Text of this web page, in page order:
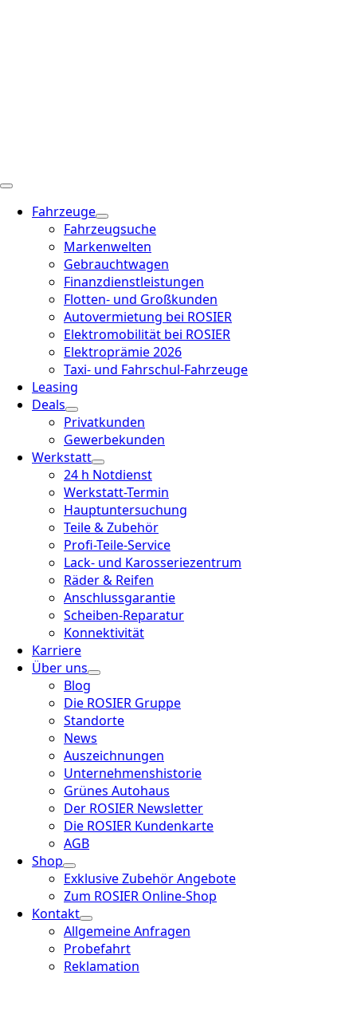
Fahrzeuge
Fahrzeugsuche
Markenwelten
Gebrauchtwagen
Finanzdienstleistungen
Flotten- und Großkunden
Autovermietung bei ROSIER
Elektromobilität bei ROSIER
Elektroprämie 2026
Taxi- und Fahrschul-Fahrzeuge
Leasing
Deals
Privatkunden
Gewerbekunden
Werkstatt
24 h Notdienst
Werkstatt-Termin
Hauptuntersuchung
Teile & Zubehör
Profi-Teile-Service
Lack- und Karosseriezentrum
Räder & Reifen
Anschlussgarantie
Scheiben-Reparatur
Konnektivität
Karriere
Über uns
Blog
Die ROSIER Gruppe
Standorte
News
Auszeichnungen
Unternehmenshistorie
Grünes Autohaus
Der ROSIER Newsletter
Die ROSIER Kundenkarte
AGB
Shop
Exklusive Zubehör Angebote
Zum ROSIER Online-Shop
Kontakt
Allgemeine Anfragen
Probefahrt
Reklamation